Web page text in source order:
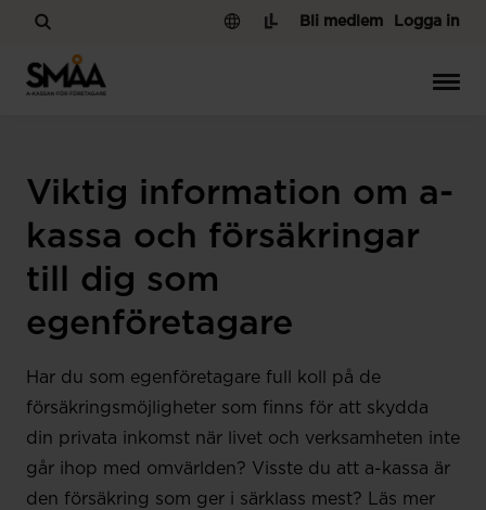
Hoppa till innehåll
Logga in
Bli medlem
Viktig information om a-
kassa och försäkringar
till dig som
egenföretagare
Har du som egenföretagare full koll på de
försäkringsmöjligheter som finns för att skydda
din privata inkomst när livet och verksamheten inte
går ihop med omvärlden? Visste du att a-kassa är
den försäkring som ger i särklass mest? Läs mer